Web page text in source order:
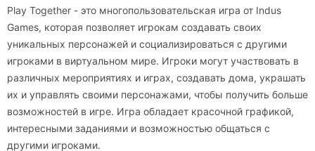
Play Together - это многопользовательская игра от Indus
Games, которая позволяет игрокам создавать своих
уникальных персонажей и социализироваться с другими
игроками в виртуальном мире. Игроки могут участвовать в
различных мероприятиях и играх, создавать дома, украшать
их и управлять своими персонажами, чтобы получить больше
возможностей в игре. Игра обладает красочной графикой,
интересными заданиями и возможностью общаться с
другими игроками.